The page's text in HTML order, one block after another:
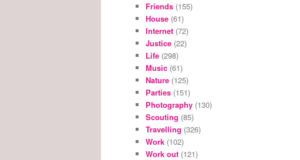
Friends (155)
House (61)
Internet (72)
Justice (22)
Life (298)
Music (61)
Nature (125)
Parties (151)
Photography (130)
Scouting (85)
Travelling (326)
Work (102)
Work out (121)